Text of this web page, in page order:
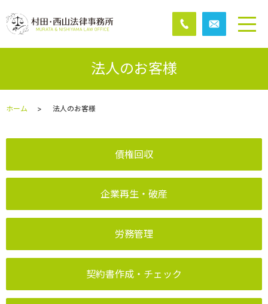
法人のお客様
ホーム 法人のお客様
債権回収
企業再生・破産
労務管理
契約書作成・チェック